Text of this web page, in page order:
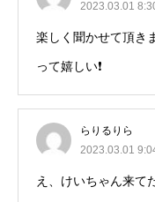
2023.03.01
楽しく聞かせて頂き
って嬉しい❗
らりるりら
2023.03.01
え、けいちゃん来て